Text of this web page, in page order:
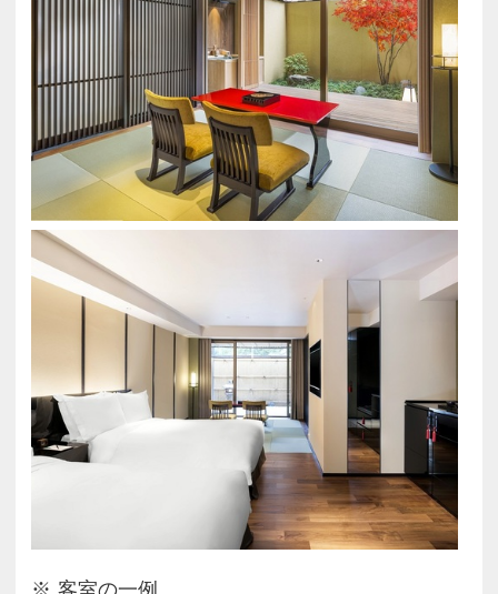
れない特別な旅の体験を提供いたします。
客室の一例